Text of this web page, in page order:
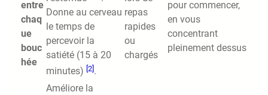
entre
chaq
ue
bouc
hée
Donne au cerveau
le temps de
percevoir la
satiété (15 à 20
minutes) [2].
repas
rapides
ou
chargés
pour commencer,
en vous
concentrant
pleinement dessus
Améliore la